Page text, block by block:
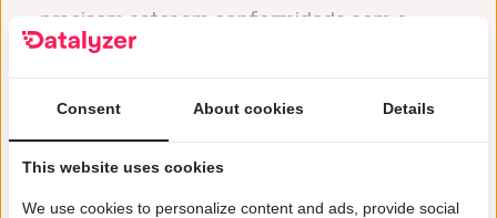
precisam estar em conformidade com a
IATF16949. Este blog explica a integração da
Consent About cookies Details
This website uses cookies
We use cookies to personalize content and ads, provide social